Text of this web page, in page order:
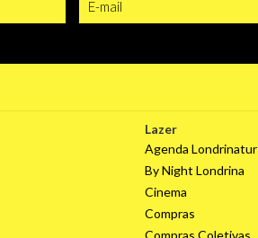
Lazer
Agenda Londrinatur
By Night Londrina
Cinema
Compras
Compras Coletivas